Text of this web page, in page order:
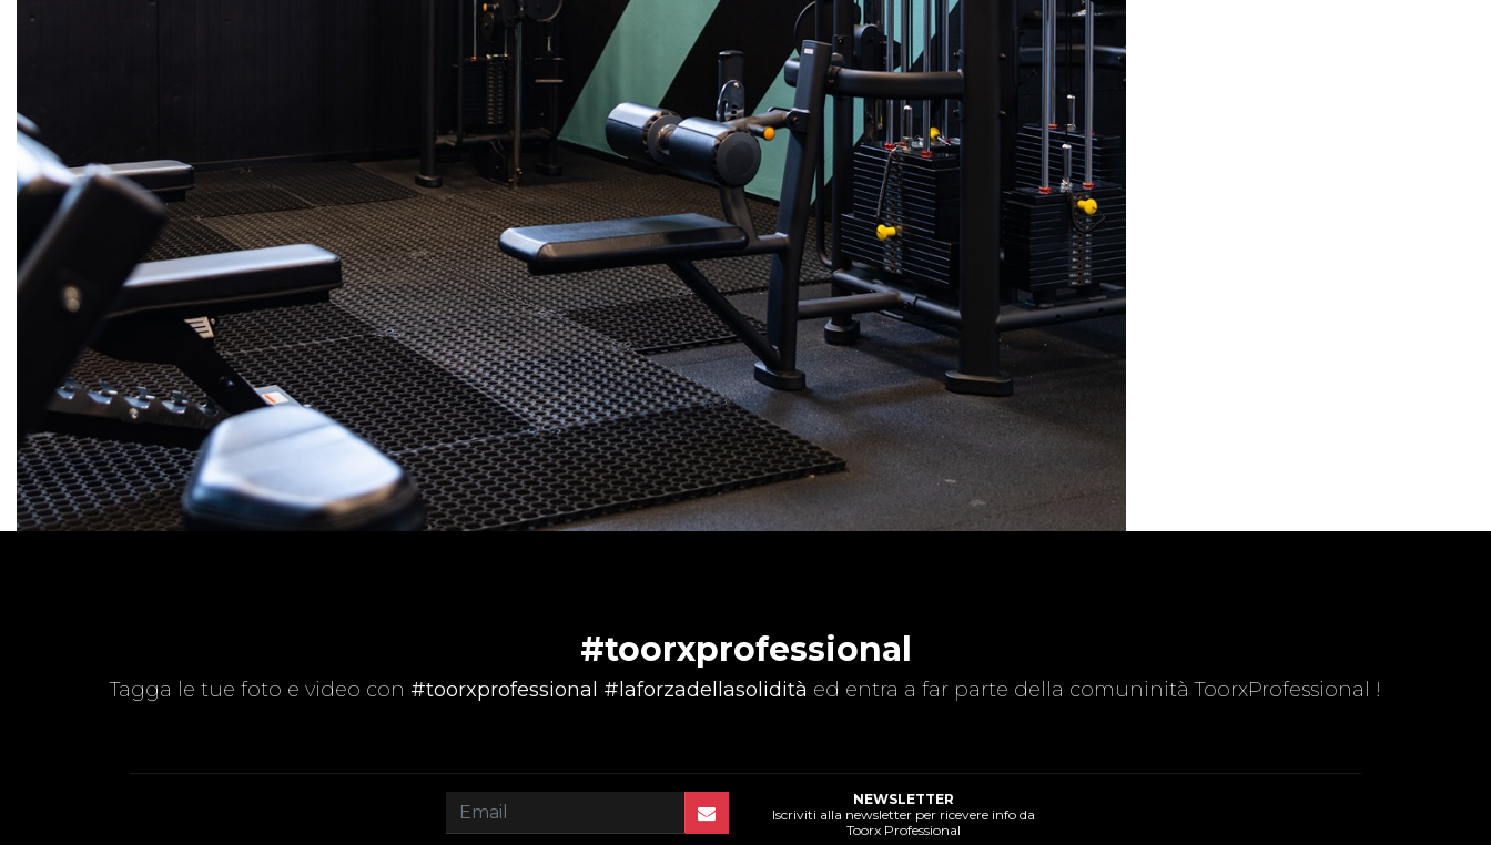
#toorxprofessional
Tagga le tue foto e video con #toorxprofessional #laforzadellasolidità ed entra a far parte della comuninità ToorxProfessional !
NEWSLETTER
Iscriviti alla newsletter per ricevere info da
Toorx Professional